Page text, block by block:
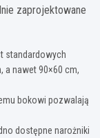
zaprojektowane
standardowych
a nawet 90×60 cm,
bokowi pozwalają
dostępne narożniki